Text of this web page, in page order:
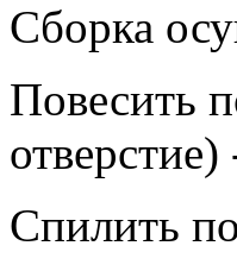
Сборка
Повесить
Спилить